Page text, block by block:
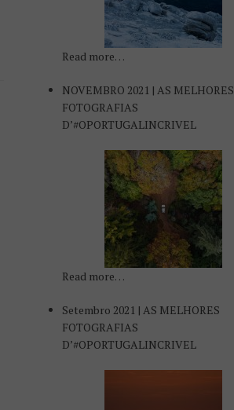
Read more…
NOVEMBRO 2021 | AS MELHORES
FOTOGRAFIAS
D’#OPORTUGALINCRIVEL
Read more…
Setembro 2021 | AS MELHORES
FOTOGRAFIAS
D’#OPORTUGALINCRIVEL